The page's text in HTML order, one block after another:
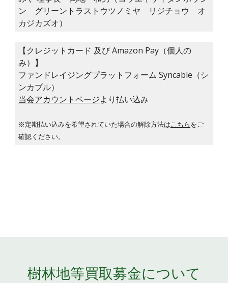
ン グリーントラストウツノミヤ リジチョウ オ
カジカズオ）
【クレジットカード 及びAmazon Pay（個人の
み） 】
ファンドレイジングプラットフォーム Syncable（シ
ンカブル）
当会アカウントページより払い込み
※定期払い込みを希望されていた場合の解除方法はこちらをご
確認ください。
樹林地等買取募金について